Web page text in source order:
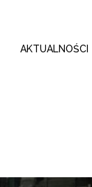
AKTUALNOŚCI